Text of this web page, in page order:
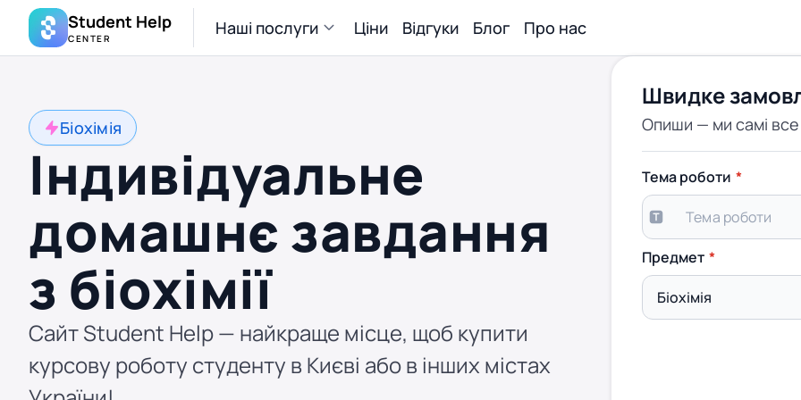
Student Help
CENTER Наші послуги Ціни Відгуки Блог Про нас
Біохімія
Індивідуальне
домашнє завдання
з біохімії
Сайт Student Help — найкраще місце, щоб купити
курсову роботу студенту в Києві або в інших містах
Швидке
Опиши — ми самі
Тема роботи
Предмет